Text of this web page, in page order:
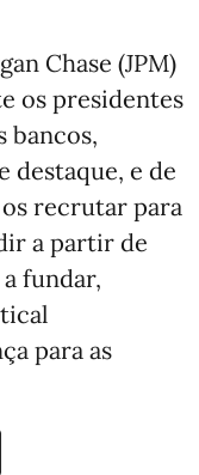
Chase (JPM)
os presidentes
bancos,
destaque, e de
recrutar para
a partir de
fundar,
para as